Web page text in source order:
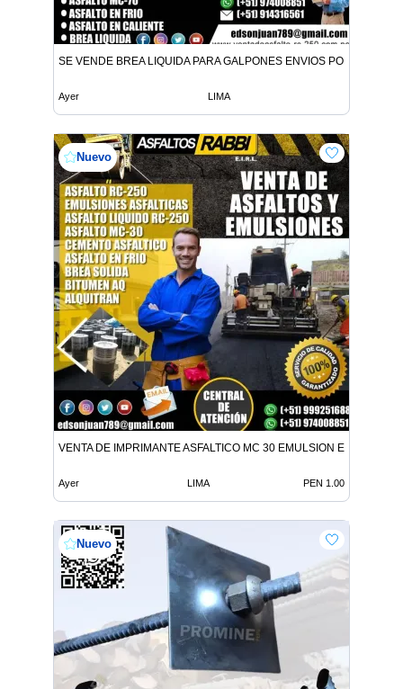
SE VENDE BREA LIQUIDA PARA GALPONES ENVIOS POR
Ayer LIMA
Nuevo
VENTA DE IMPRIMANTE ASFALTICO MC 30 EMULSION EN TODO
Ayer LIMA PEN 1.00
Nuevo